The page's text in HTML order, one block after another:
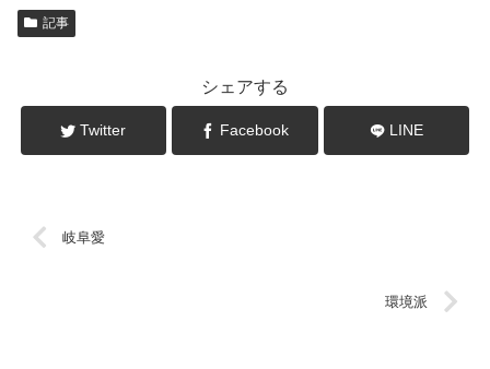
記事
シェアする
Twitter Facebook LINE
岐阜愛
環境派